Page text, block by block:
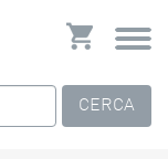
CERCA